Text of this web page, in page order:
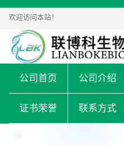
欢迎访问本站！
公司首页 公司介绍
证书荣誉 联系方式